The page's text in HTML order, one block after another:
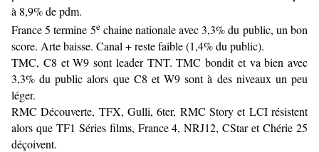
à 8,9% de pdm.
France 5 termine 5echaine nationale avec 3,3% du public, un bon
score. Arte baisse. Canal + reste faible (1,4% du public).
TMC, C8 et W9 sont leader TNT. TMC bondit et va bien avec
3,3% du public alors que C8 et W9 sont à des niveaux un peu
léger.
RMC Découverte, TFX, Gulli, 6ter, RMC Story et LCI résistent
alors que TF1 Séries films, France 4, NRJ12, CStar et Chérie 25
déçoivent.